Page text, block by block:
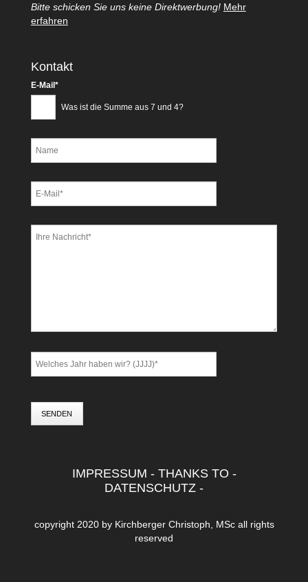
Bitte schicken Sie uns keine Direktwerbung! Mehr
erfahren
Kontakt
Pflichtfeld
E-Mail*
Was ist die Summe aus 7 und 4?
SENDEN
IMPRESSUM - THANKS TO -
DATENSCHUTZ -
copyright 2020 by Kirchberger Christoph, MScall rights
reserved